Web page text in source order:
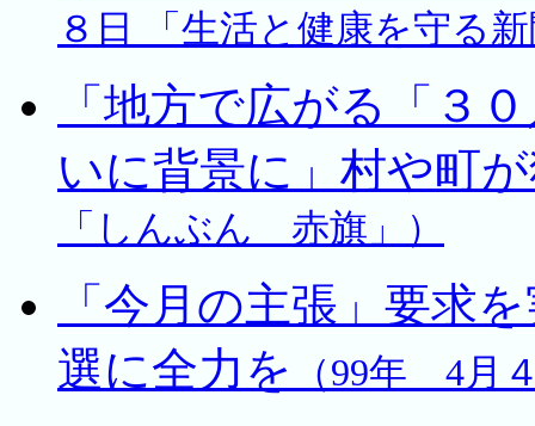
８日 「生活と健康を守る
「地方で広がる「３
いに背景に」村や町
「しんぶん 赤旗」）
「今月の主張」要求
選に全力を
（99年 4月